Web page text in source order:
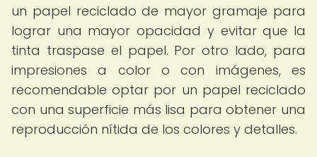
un papel reciclado de mayor gramaje para
lograr una mayor opacidad y evitar que la
tinta traspase el papel. Por otro lado, para
impresiones a color o con imágenes, es
recomendable optar por un papel reciclado
con una superficie más lisa para obtener una
reproducción nítida de los colores y detalles.